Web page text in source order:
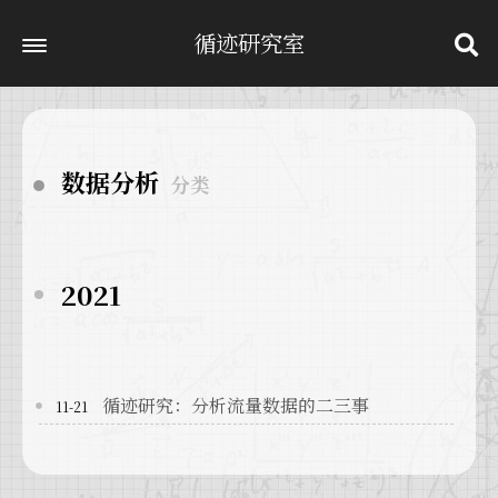
循迹研究室
数据分析 分类
2021
11-21 循迹研究：分析流量数据的二三事